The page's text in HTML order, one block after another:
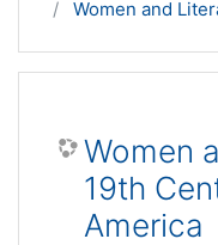
Women and
Women
19th
America